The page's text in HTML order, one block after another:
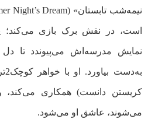
است، در نقش برک بازی می‌کند؛
نمایش مدرسه‌اش می‌پیوندد تا
کریستن دانست) همکاری می‌کند،
می‌شوند، عاشق او می‌شود.